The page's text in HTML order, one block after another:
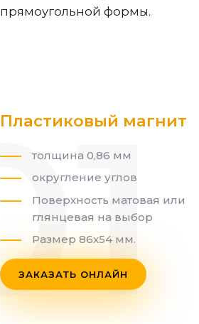
прямоугольной формы.
Пластиковый магнит
толщина 0,86 мм
округление углов
Поверхность матовая или
глянцевая на выбор
Размер 86х54 мм.
ЗАКАЗАТЬ ОНЛАЙН